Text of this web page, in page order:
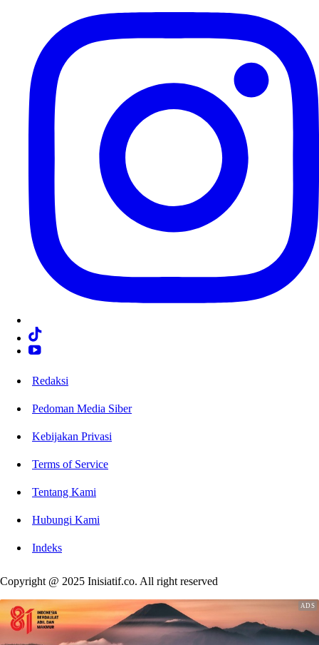
Redaksi
Pedoman Media Siber
Kebijakan Privasi
Terms of Service
Tentang Kami
Hubungi Kami
Indeks
Copyright @ 2025 Inisiatif.co. All right reserved